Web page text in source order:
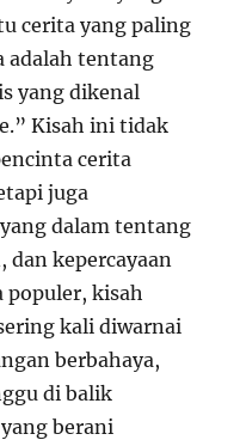
cerita yang paling
adalah tentang
yang dikenal
Kisah ini tidak
cerita
juga
dalam tentang
dan kepercayaan
populer, kisah
kali diwarnai
berbahaya,
di balik
berani